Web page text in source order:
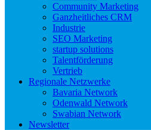
Community Marketing
Ganzheitliches CRM
Industrie
SEO Marketing
startup solutions
Talentförderung
Vertrieb
Regionale Netzwerke
Bavaria Network
Odenwald Network
Swabian Network
Newsletter